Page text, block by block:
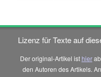
Lizenz für Texte auf
Der original-Artikel ist hier
den Autoren des Artikels.